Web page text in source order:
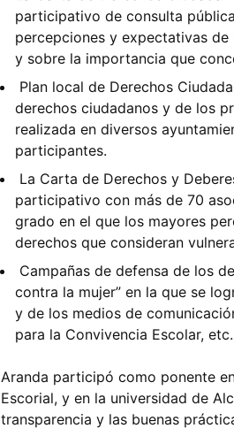
participativo de consulta
percepciones y expectativas
y sobre la importancia que
Plan local de Derechos
derechos ciudadanos y de los
realizada en diversos
participantes.
La Carta de Derechos y
participativo con más de 70
grado en el que los mayores
derechos que consideran
Campañas de defensa de los
contra la mujer” en la que se
y de los medios de
para la Convivencia Escolar, etc.
Aranda participó como ponente
Escorial, y en la universidad de
transparencia y las buenas